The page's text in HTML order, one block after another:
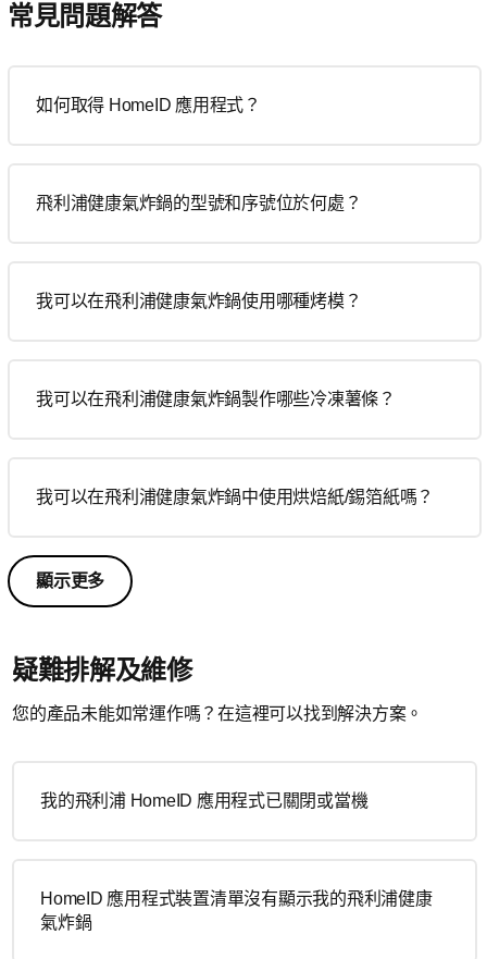
常見問題解答
如何取得 HomeID 應用程式？
飛利浦健康氣炸鍋的型號和序號位於何處？
我可以在飛利浦健康氣炸鍋使用哪種烤模？
我可以在飛利浦健康氣炸鍋製作哪些冷凍薯條？
我可以在飛利浦健康氣炸鍋中使用烘焙紙/錫箔紙嗎？
顯示更多
疑難排解及維修
您的產品未能如常運作嗎？在這裡可以找到解決方案。
我的飛利浦 HomeID 應用程式已關閉或當機
HomeID 應用程式裝置清單沒有顯示我的飛利浦健康
氣炸鍋